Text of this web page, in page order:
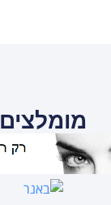
מומלצים